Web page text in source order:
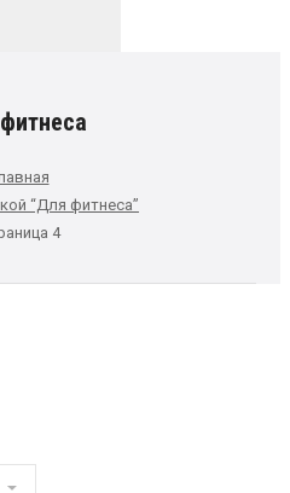
“Для фитнеса”
4